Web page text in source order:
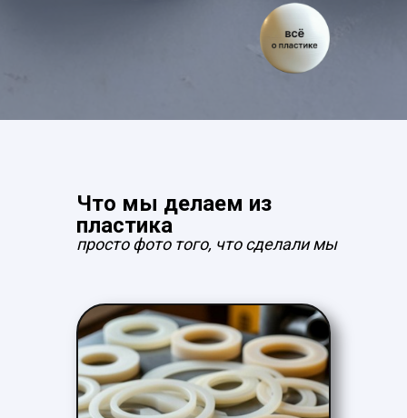
Что мы делаем из
пластика
просто фото того, что сделали мы